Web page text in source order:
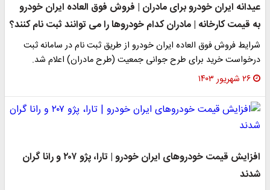
عیدانه ایران خودرو برای مادران | فروش فوق العاده ایران خودرو
به قیمت کارخانه | مادران کدام خودروها را می توانند ثبت نام کنند؟
شرایط فروش فوق العاده ایران خودرو از طریق ثبت نام در سامانه ثبت
درخواست خرید برای طرح جوانی جمعیت (طرح مادران) اعلام شد.
۲۶ شهریور ۱۴۰۳
افزایش قیمت خودروهای ایران خودرو | تارا، پژو ۲۰۷ و رانا گران
شدند